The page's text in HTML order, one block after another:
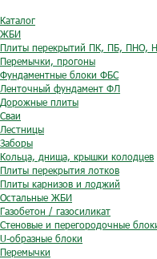
Каталог
ЖБИ
Плиты перекрытий ПК, ПБ, ПНО,
Перемычки, прогоны
Фундаментные блоки ФБС
Ленточный фундамент ФЛ
Дорожные плиты
Сваи
Лестницы
Заборы
Кольца, днища, крышки колодцев
Плиты перекрытия лотков
Плиты карнизов и лоджий
Остальные ЖБИ
Газобетон / газосиликат
Стеновые и перегородочные
U-образные блоки
Перемычки